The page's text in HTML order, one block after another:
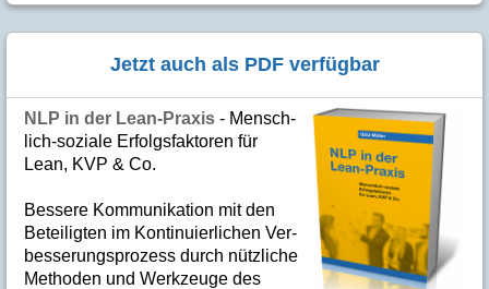
Jetzt auch als PDF verfügbar
NLP in der Lean-Praxis - Mensch­
lich-soziale Er­folgs­fak­to­ren für
Lean, KVP & Co.
Bes­se­re Kom­­mu­­ni­ka­tion mit den
Betei­lig­ten im Kon­ti­nuier­li­chen Ver­
bes­se­rungs­­pro­­zess durch nütz­­liche
Me­­tho­­den und Werk­­zeuge des